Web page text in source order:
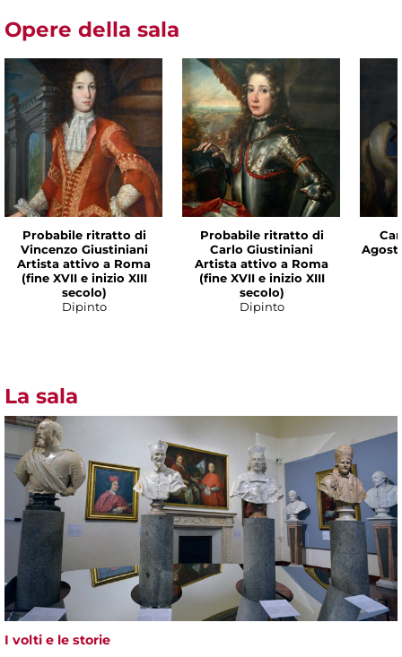
Opere della sala
Probabile ritratto di
Vincenzo Giustiniani
Artista attivo a Roma
(fine XVII e inizio XIII
secolo)
Dipinto
Probabile ritratto di
Carlo Giustiniani
Artista attivo a Roma
(fine XVII e inizio XIII
secolo)
Dipinto
La sala
I volti e le storie